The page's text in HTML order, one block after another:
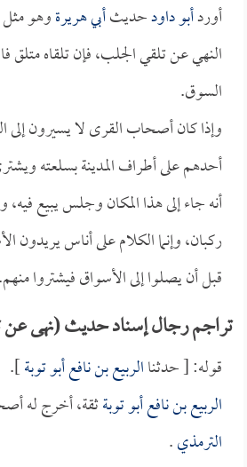
أوردأبو داودحديثأبي هريرةوهو
النهي عن تلقي الجلب، فإن تلقاه متلق
السوق.
وإذا كان أصحاب القرى لا يسيرون
أحدهم على أطراف المدينة بسلعته
أنه جاء إلى هذا المكان وجلس يبيع
ركبان، وإنما الكلام على أناس يريدون
قبل أن يصلوا إلى الأسواق فيشتروا منهم.
تراجم رجال إسناد حديث (نهى
قوله: [ حدثناالربيع بن نافع أبو توبة].
الربيع بن نافع أبو توبةثقة، أخرج له
الترمذي.